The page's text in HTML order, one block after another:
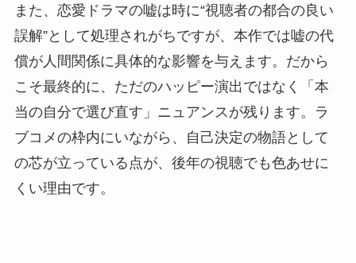
また、恋愛ドラマの嘘は時に“視聴者の都合の良い
誤解”として処理されがちですが、本作では嘘の代
償が人間関係に具体的な影響を与えます。だから
こそ最終的に、ただのハッピー演出ではなく「本
当の自分で選び直す」ニュアンスが残ります。ラ
ブコメの枠内にいながら、自己決定の物語として
の芯が立っている点が、後年の視聴でも色あせに
くい理由です。